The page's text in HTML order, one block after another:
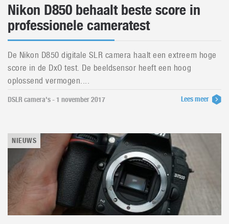
Nikon D850 behaalt beste score in
professionele cameratest
De Nikon D850 digitale SLR camera haalt een extreem hoge
score in de DxO test. De beeldsensor heeft een hoog
oplossend vermogen....
DSLR camera's - 1 november 2017 Lees meer
NIEUWS